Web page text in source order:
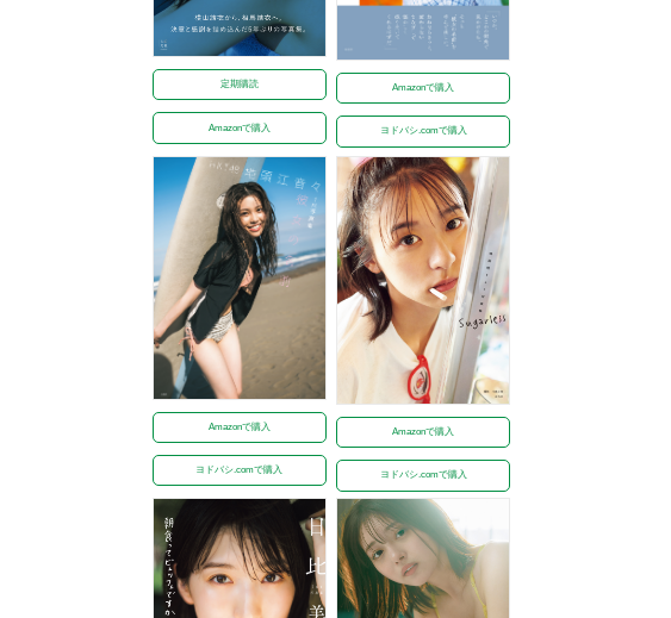
定期購読
Amazonで購入
Amazonで購入
ヨドバシ.comで購入
Amazonで購入
ヨドバシ.comで購入
Amazonで購入
ヨドバシ.comで購入